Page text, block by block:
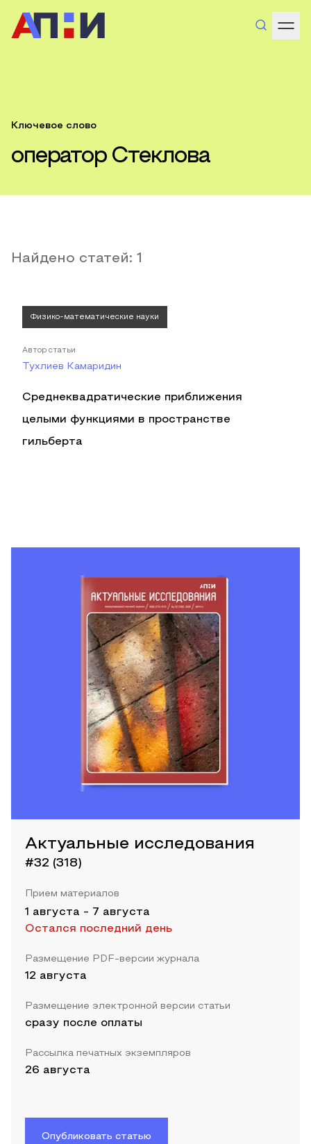
Ключевое слово
оператор Стеклова
Найдено статей: 1
Физико-математические науки
Автор статьи
Тухлиев Камаридин
Среднеквадратические приближения
целыми функциями в пространстве
гильберта
Актуальные исследования
#32 (318)
Прием материалов
1 августа - 7 августа
Остался последний день
Размещение PDF-версии журнала
12 августа
Размещение электронной версии статьи
сразу после оплаты
Рассылка печатных экземпляров
26 августа
Опубликовать статью